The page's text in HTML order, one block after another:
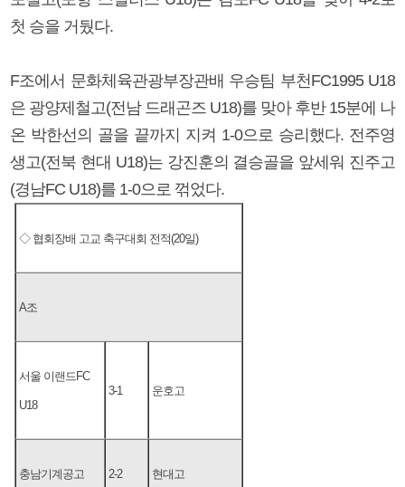
첫 승을 거뒀다.
F조에서 문화체육관광부장관배 우승팀 부천FC1995 U18
은 광양제철고(전남 드래곤즈 U18)를 맞아 후반 15분에 나
온 박한선의 골을 끝까지 지켜 1-0으로 승리했다. 전주영
생고(전북 현대 U18)는 강진훈의 결승골을 앞세워 진주고
(경남FC U18)를 1-0으로 꺾었다.
◇ 협회장배 고교 축구대회 전적(20일)
A조
서울 이랜드FC
U18
3-1 운호고
충남기계공고 2-2 현대고